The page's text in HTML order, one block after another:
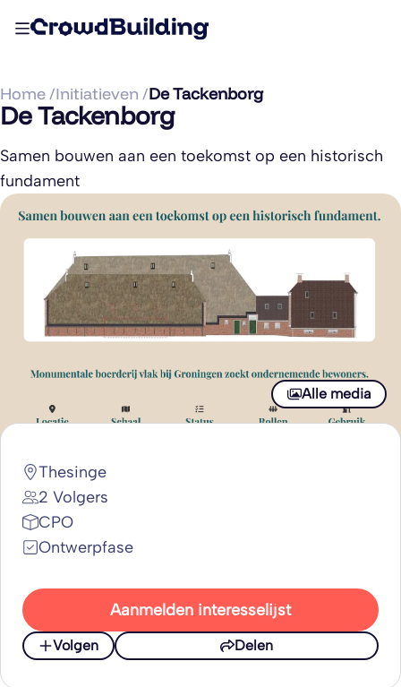
Home /Initiatieven /De Tackenborg
De Tackenborg
Samen bouwen aan een toekomst op een historisch
fundament
Alle media
Thesinge
2 Volgers
CPO
Ontwerpfase
Aanmelden interesselijst
Volgen Delen